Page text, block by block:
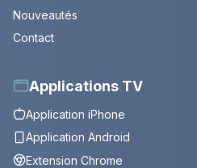
Nouveautés
Contact
Applications TV
Application iPhone
Application Android
Extension Chrome